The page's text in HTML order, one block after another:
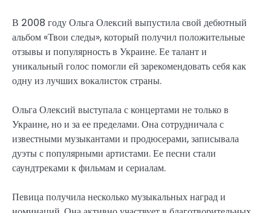
В 2008 году Ольга Олексий выпустила свой дебютный
альбом «Твои следы», который получил положительные
отзывы и популярность в Украине. Ее талант и
уникальный голос помогли ей зарекомендовать себя как
одну из лучших вокалисток страны.
Ольга Олексий выступала с концертами не только в
Украине, но и за ее пределами. Она сотрудничала с
известными музыкантами и продюсерами, записывала
дуэты с популярными артистами. Ее песни стали
саундтреками к фильмам и сериалам.
Певица получила несколько музыкальных наград и